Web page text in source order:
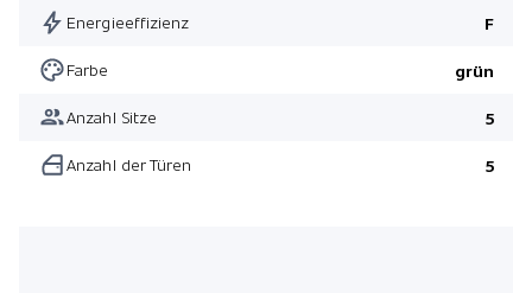
Energieeffizienz F
Farbe grün
Anzahl Sitze 5
Anzahl der Türen 5